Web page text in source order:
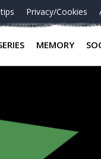
Privacy/Cookies
MEMORY